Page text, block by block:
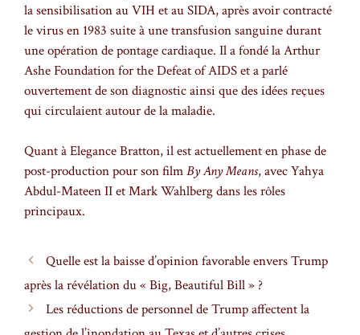
la sensibilisation au VIH et au SIDA, après avoir contracté
le virus en 1983 suite à une transfusion sanguine durant
une opération de pontage cardiaque. Il a fondé la Arthur
Ashe Foundation for the Defeat of AIDS et a parlé
ouvertement de son diagnostic ainsi que des idées reçues
qui circulaient autour de la maladie.
Quant à Elegance Bratton, il est actuellement en phase de
post-production pour son filmBy Any Means, avec Yahya
Abdul-Mateen II et Mark Wahlberg dans les rôles
principaux.
Quelle est la baisse d’opinion favorable envers Trump
après la révélation du « Big, Beautiful Bill » ?
Les réductions de personnel de Trump affectent la